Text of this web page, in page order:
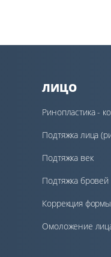
ЛИЦО
Ринопластика -
Подтяжка лица
Подтяжка век
Подтяжка бровей
Коррекция формы
Омоложение